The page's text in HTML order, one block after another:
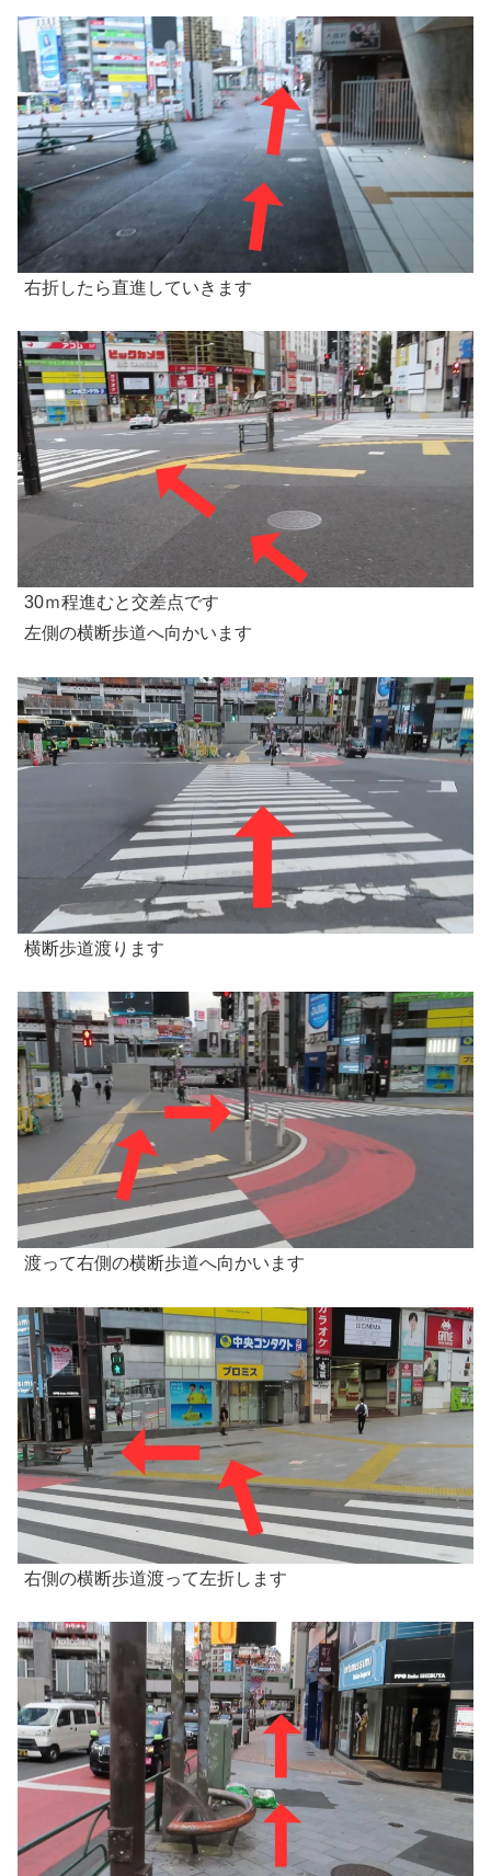
右折したら直進していきます
30ｍ程進むと交差点です
左側の横断歩道へ向かいます
横断歩道渡ります
渡って右側の横断歩道へ向かいます
右側の横断歩道渡って左折します